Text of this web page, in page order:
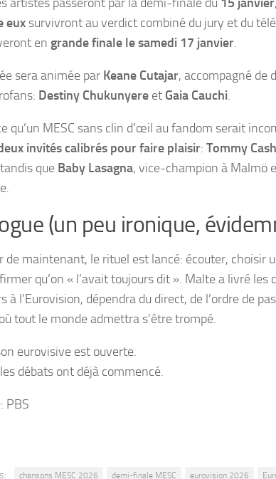
eux survivront au verdict combiné du jury et du
en grande finale le samedi 17 janvier.
sera animée par Keane Cutajar, accompagné de
Destiny Chukunyere et Gaia Cauchi.
qu’un MESC sans clin d’œil au fandom serait
invités calibrés pour faire plaisir: Tommy Cash
que Baby Lasagna, vice-champion à Malmö
(un peu ironique,
de maintenant, le rituel est lancé: écouter, choisir
qu’on « l’avait toujours dit ». Malte a livré les
à l’Eurovision, dépendra du direct, de l’ordre de
tout le monde admettra s’être trompé.
eurovisive est ouverte.
débats ont déjà commencé.
PBS
chansons MESC 2026 demi-finale MESC eurovision 2026